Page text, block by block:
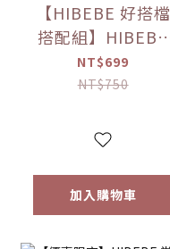
【HIBEBE 好搭檔
搭配組】HIBEBE
常溫大寶寶粥
*1+HIBEBE 無添加
限定】
NT$699
NT$750
加入購物車